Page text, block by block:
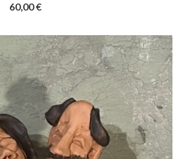
60,00 €